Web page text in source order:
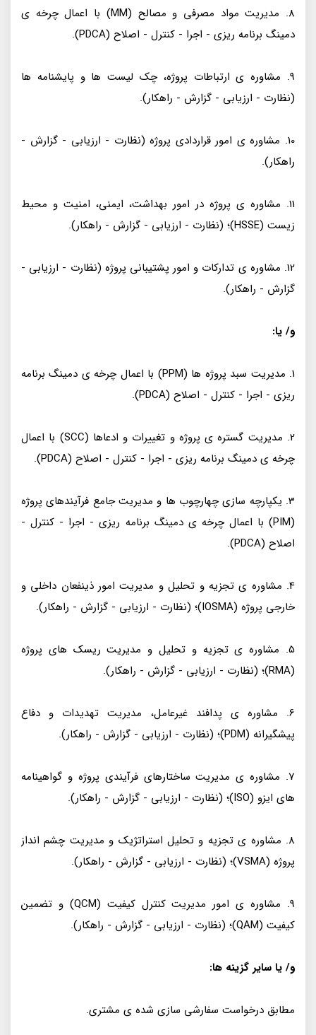
8. مدیریت مواد مصرفی و مصالح (MM) با اعمال چرخه ی
دمینگ برنامه ریزی - اجرا - کنترل - اصلاح (PDCA).
9. مشاوره ی ارتباطات پروژه، چک لیست ها و پایشنامه ها
(نظارت - ارزیابی - گزارش - راهکار).
10. مشاوره ی امور قراردادی پروژه (نظارت - ارزیابی - گزارش -
راهکار).
11. مشاوره ی پروژه در امور بهداشت، ایمنی، امنیت و محیط
زیست (HSSE)؛ (نظارت - ارزیابی - گزارش - راهکار).
12. مشاوره ی تدارکات و امور پشتیبانی پروژه (نظارت - ارزیابی -
گزارش - راهکار).
و/ یا:
1. مدیریت سبد پروژه ها (PPM) با اعمال چرخه ی دمینگ برنامه
ریزی - اجرا - کنترل - اصلاح (PDCA).
2. مدیریت گستره ی پروژه و تغییرات و ادعاها (SCC) با اعمال
چرخه ی دمینگ برنامه ریزی - اجرا - کنترل - اصلاح (PDCA).
3. یکپارچه سازی چهارچوب ها و مدیریت جامع فرآیندهای پروژه
(PIM) با اعمال چرخه ی دمینگ برنامه ریزی - اجرا - کنترل -
اصلاح (PDCA).
4. مشاوره ی تجزیه و تحلیل و مدیریت امور ذینفعان داخلی و
خارجی پروژه (IOSMA)؛ (نظارت - ارزیابی - گزارش - راهکار).
5. مشاوره ی تجزیه و تحلیل و مدیریت ریسک های پروژه
(RMA)؛ (نظارت - ارزیابی - گزارش - راهکار).
6. مشاوره ی پدافند غیرعامل، مدیریت تهدیدات و دفاع
پیشگیرانه (PDM)؛ (نظارت - ارزیابی - گزارش - راهکار).
7. مشاوره ی مدیریت ساختارهای فرآیندی پروژه و گواهینامه
های ایزو (ISO)؛ (نظارت - ارزیابی - گزارش - راهکار).
8. مشاوره ی تجزیه و تحلیل استراتژیک و مدیریت چشم انداز
پروژه (VSMA)؛ (نظارت - ارزیابی - گزارش - راهکار).
9. مشاوره ی امور مدیریت کنترل کیفیت (QCM) و تضمین
کیفیت (QAM)؛ (نظارت - ارزیابی - گزارش - راهکار).
و/ یا سایر گزینه ها:
مطابق درخواست سفارشی سازی شده ی مشتری.